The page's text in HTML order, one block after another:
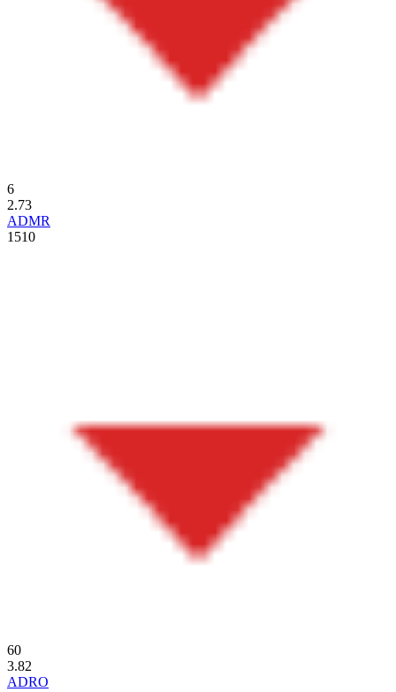
6
2.73
ADMR
1510
60
3.82
ADRO